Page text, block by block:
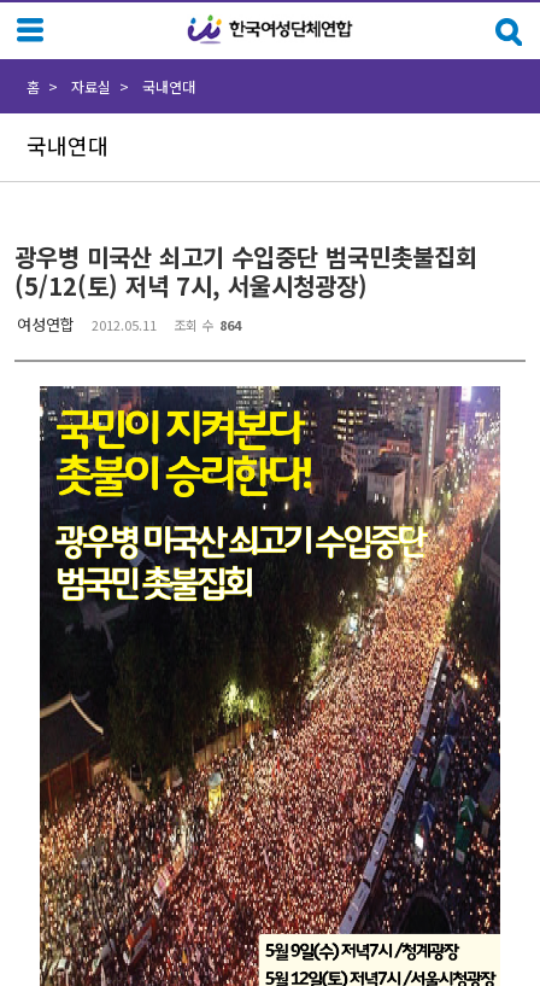
국내연대
홈 자료실 국내연대
광우병 미국산 쇠고기 수입중단 범국민촛불집회
(5/12(토) 저녁 7시, 서울시청광장)
여성연합 2012.05.11 조회 수 864